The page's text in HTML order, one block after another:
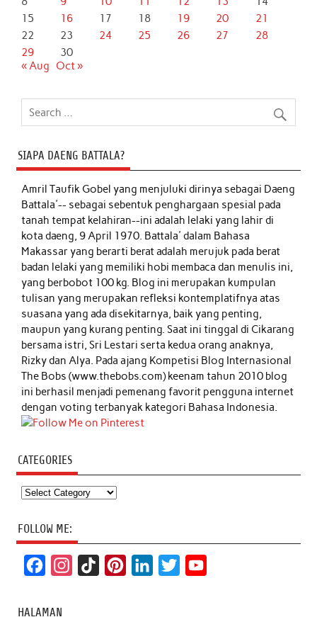
15
16 17 18 19 20
21
22
23 24 25 26 27
28
29
30
« Aug
Oct »
SIAPA DAENG BATTALA?
Amril Taufik Gobelyang menjuluki dirinya sebagai Daeng
Battala'-- sebagai sebentuk penghargaan spesial pada
tanah tempat kelahiran--ini adalah lelaki yang lahir di
kota daeng, 9 April 1970. Battala' dalam Bahasa
Makassar yang berarti berat adalah merujuk pada berat
badan lelaki yang memiliki hobi membaca dan menulis ini,
yang berbobot 100 kg. Blog ini merupakan kumpulan
tulisan yang merupakan refleksi kontemplatifnya atas
suasana yang ada disekitarnya, baik yang penting,
maupun yang kurang penting. Saat ini tinggal di Cikarang
bersama istri, Sri Lestari serta kedua orang anaknya,
Rizky dan Alya. Pada ajang Kompetisi Blog Internasional
The Bobs (www.thebobs.com) keenam tahun 2010 blog
ini berhasil menjadi pemenang favorit pengguna internet
dengan voting terbanyak kategori Bahasa Indonesia.
CATEGORIES
Categories
FOLLOW ME:
c
HALAMAN